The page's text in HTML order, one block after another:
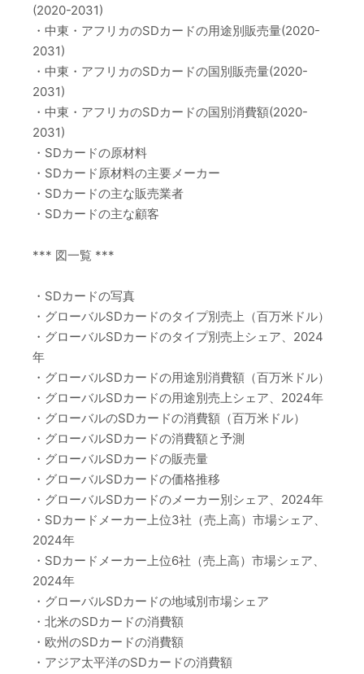
(2020-2031)
・中東・アフリカのSDカードの用途別販売量(2020-
2031)
・中東・アフリカのSDカードの国別販売量(2020-
2031)
・中東・アフリカのSDカードの国別消費額(2020-
2031)
・SDカードの原材料
・SDカード原材料の主要メーカー
・SDカードの主な販売業者
・SDカードの主な顧客
*** 図一覧 ***
・SDカードの写真
・グローバルSDカードのタイプ別売上（百万米ドル）
・グローバルSDカードのタイプ別売上シェア、2024
年
・グローバルSDカードの用途別消費額（百万米ドル）
・グローバルSDカードの用途別売上シェア、2024年
・グローバルのSDカードの消費額（百万米ドル）
・グローバルSDカードの消費額と予測
・グローバルSDカードの販売量
・グローバルSDカードの価格推移
・グローバルSDカードのメーカー別シェア、2024年
・SDカードメーカー上位3社（売上高）市場シェア、
2024年
・SDカードメーカー上位6社（売上高）市場シェア、
2024年
・グローバルSDカードの地域別市場シェア
・北米のSDカードの消費額
・欧州のSDカードの消費額
・アジア太平洋のSDカードの消費額